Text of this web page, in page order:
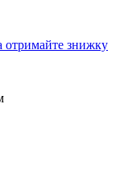
отримайте знижку